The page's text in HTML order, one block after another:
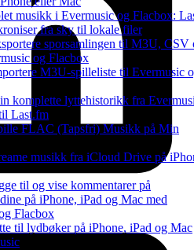
musikk i Evermusic og Flacbox:
fra sky til lokale filer
sporsamlingen til M3U, CSV
og Flacbox
M3U-spilleliste til Evermusic
komplette lyttehistorikk fra
Last.fm
FLAC (Tapsfri) Musikk på Min
musikk fra iCloud Drive på
til og vise kommentarer på
på iPhone, iPad og Mac med
Flacbox
til lydbøker på iPhone, iPad og Mac